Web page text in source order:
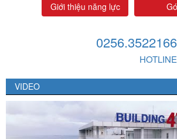
Giới thiệu năng lực
0256.3522166
HOTLINE
VIDEO